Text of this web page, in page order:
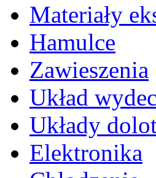
Materiały
Hamulce
Zawieszenia
Układ
Układy
Elektronika